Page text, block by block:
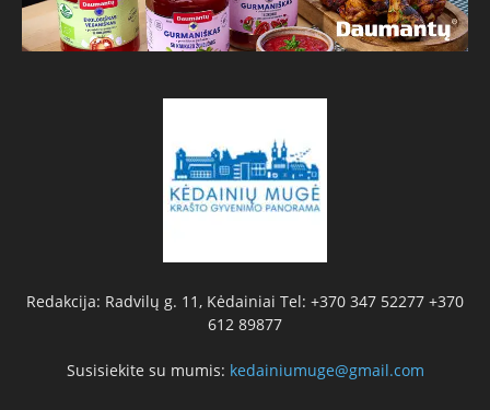
Redakcija: Radvilų g. 11, Kėdainiai Tel: +370 347 52277 +370
612 89877
Susisiekite su mumis: kedainiumuge@gmail.com